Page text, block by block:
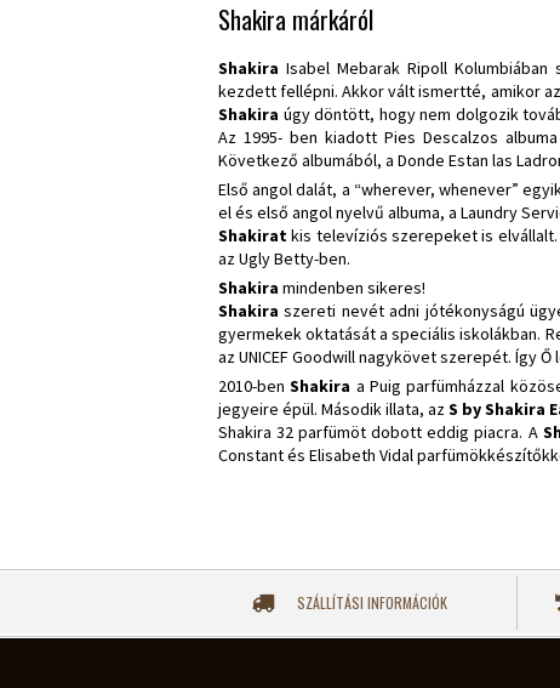
Shakira márkáról
ShakiraIsabel Mebarak Ripoll
kezdett fellépni. Akkor vált ismertté, amikor
Shakira úgy döntött, hogy nem dolgozik
Az 1995- ben kiadott Pies Descalzos
Következő albumából, a Donde Estan las
Első angol dalát, a “wherever, whenever”
el és első angol nyelvű albuma, a Laundry
Shakiratkis televíziós szerepeket is elvállalt.
az Ugly Betty-ben.
Shakira mindenben sikeres!
Shakiraszereti nevét adni jótékonyságú
gyermekek oktatását a speciális iskolákban.
az UNICEF Goodwill nagykövet szerepét. Így
2010-benShakira a Puig parfümházzal
jegyeire épül. Második illata, azS by Shakira
Shakira 32 parfümöt dobott eddig piacra. A
Constant és Elisabeth Vidal
SZÁLLÍTÁSI INFORMÁCIÓK